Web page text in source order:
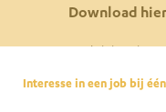
Download
Interesse in een job bij